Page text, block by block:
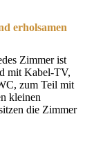
erholsamen
Zimmer ist
mit Kabel-TV,
zum Teil mit
kleinen
die Zimmer